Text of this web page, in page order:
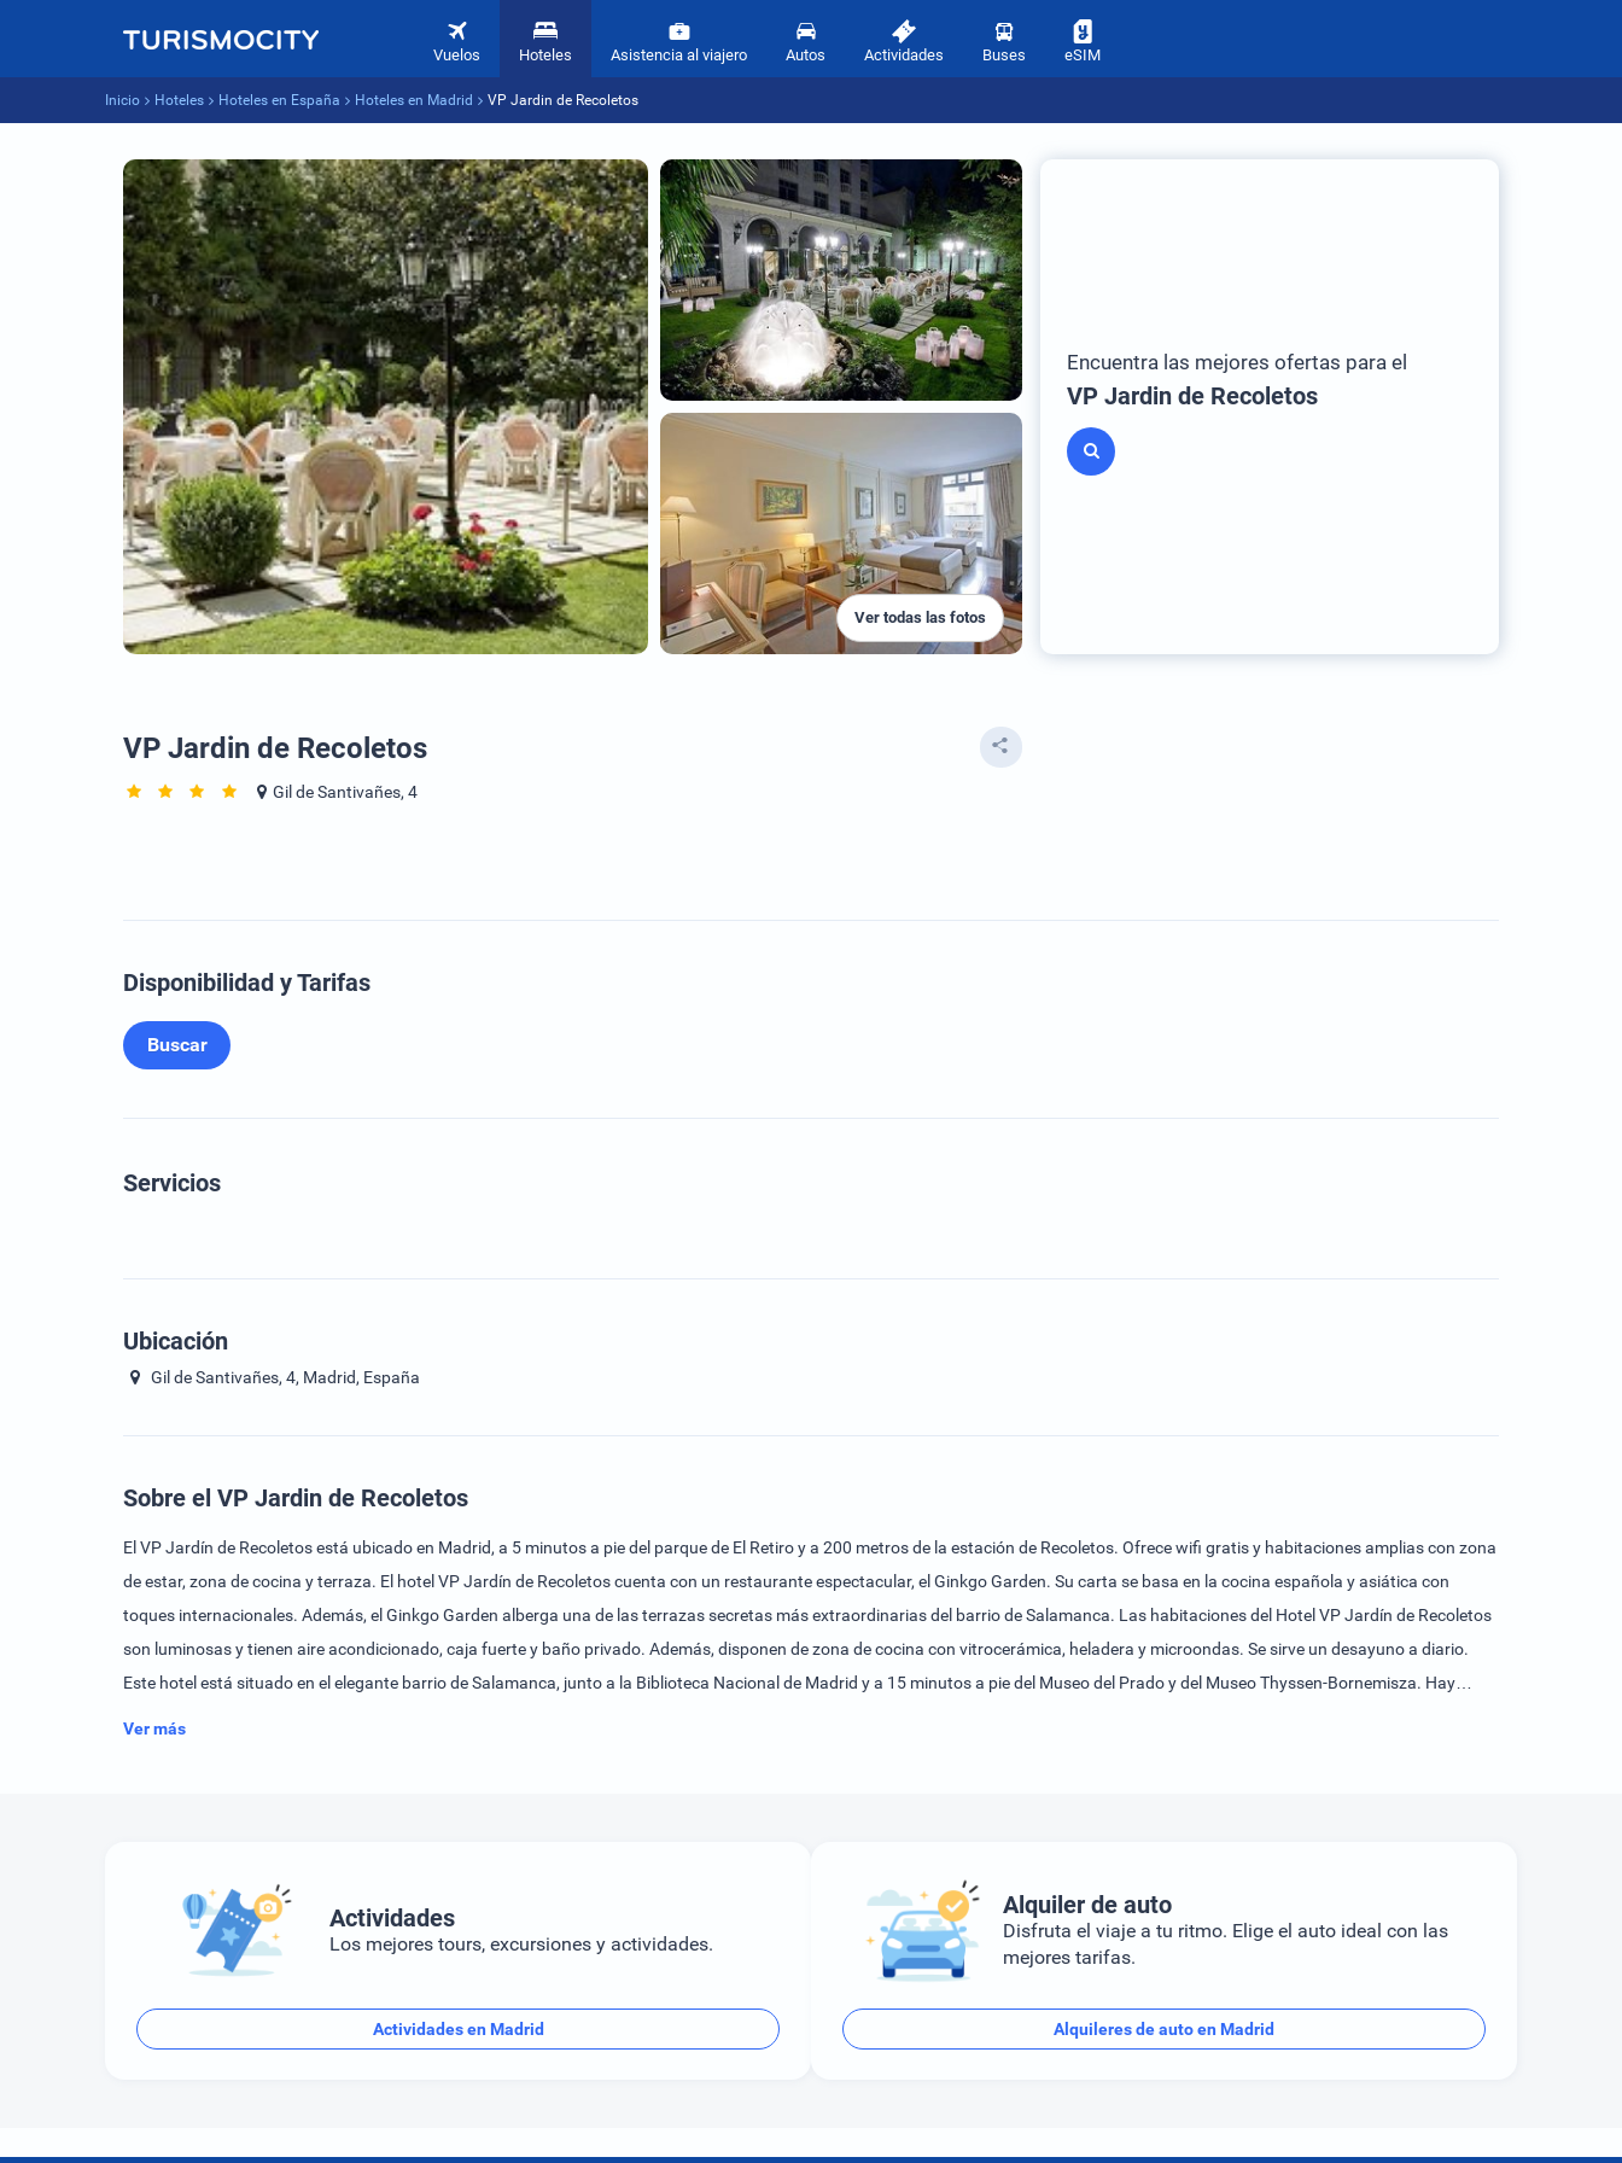
Vuelos Hoteles Asistencia al viajero Autos Actividades Buses eSIM
Inicio Hoteles Hoteles en España Hoteles en Madrid VP Jardin de Recoletos
Ver todas las fotos
Encuentra las mejores ofertas para el
VP Jardin de Recoletos
VP Jardin de Recoletos
Gil de Santivañes, 4
Disponibilidad y Tarifas
Buscar
Servicios
Ubicación
Gil de Santivañes, 4, Madrid, España
Sobre el VP Jardin de Recoletos
El VP Jardín de Recoletos está ubicado en Madrid, a 5 minutos a pie del parque de El Retiro y a 200 metros de la estación de Recoletos. Ofrece wifi gratis y habitaciones amplias con zona
de estar, zona de cocina y terraza. El hotel VP Jardín de Recoletos cuenta con un restaurante espectacular, el Ginkgo Garden. Su carta se basa en la cocina española y asiática con
toques internacionales. Además, el Ginkgo Garden alberga una de las terrazas secretas más extraordinarias del barrio de Salamanca. Las habitaciones del Hotel VP Jardín de Recoletos
son luminosas y tienen aire acondicionado, caja fuerte y baño privado. Además, disponen de zona de cocina con vitrocerámica, heladera y microondas. Se sirve un desayuno a diario.
Este hotel está situado en el elegante barrio de Salamanca, junto a la Biblioteca Nacional de Madrid y a 15 minutos a pie del Museo del Prado y del Museo Thyssen-Bornemisza. Hay
Ver más
Actividades
Los mejores tours, excursiones y actividades.
Actividades en Madrid
Alquiler de auto
Disfruta el viaje a tu ritmo. Elige el auto ideal con las
mejores tarifas.
Alquileres de auto en Madrid